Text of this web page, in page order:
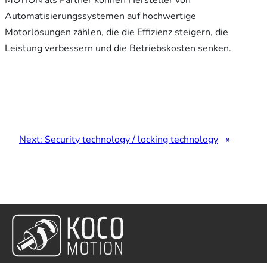
Automatisierungssystemen auf hochwertige
Motorlösungen zählen, die die Effizienz steigern, die
Leistung verbessern und die Betriebskosten senken.
Next: Security technology / locking technology